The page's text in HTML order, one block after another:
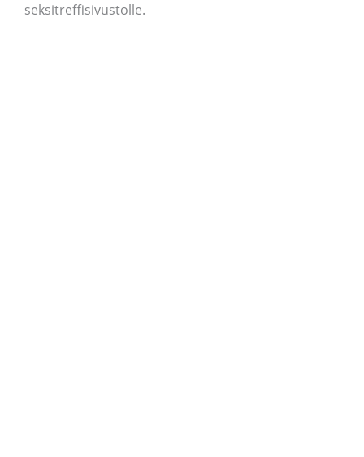
seksitreffisivustolle.